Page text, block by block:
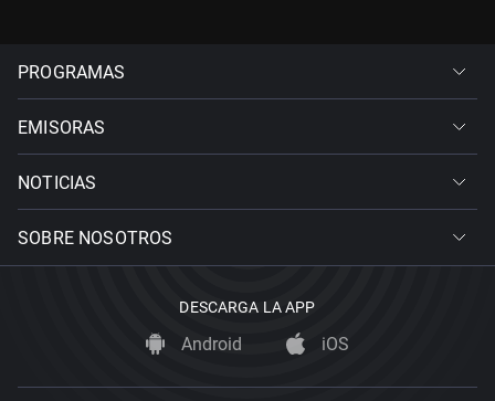
PROGRAMAS
EMISORAS
NOTICIAS
SOBRE NOSOTROS
DESCARGA LA APP
Android iOS